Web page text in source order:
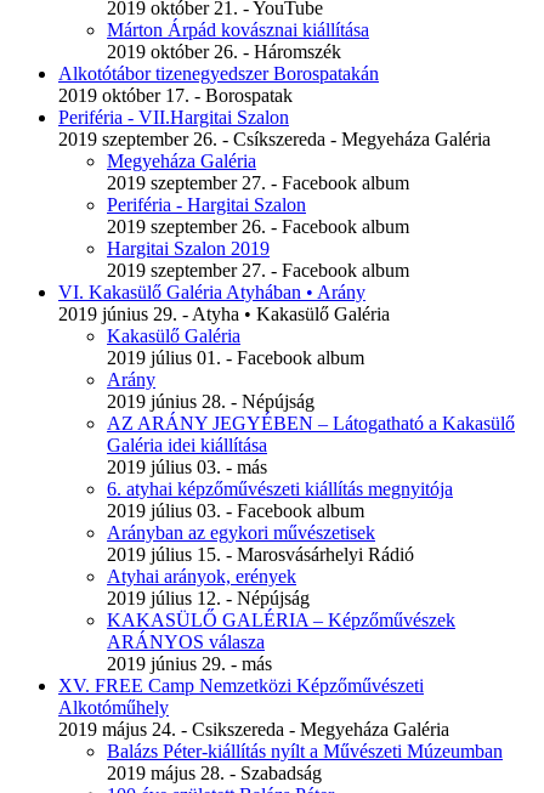
2019 október 21. - YouTube
Márton Árpád kovásznai kiállítása
2019 október 26. - Háromszék
Alkotótábor tizenegyedszer Borospatakán
2019 október 17. - Borospatak
Periféria - VII.Hargitai Szalon
2019 szeptember 26. - Csíkszereda - Megyeháza Galéria
Megyeháza Galéria
2019 szeptember 27. - Facebook album
Periféria - Hargitai Szalon
2019 szeptember 26. - Facebook album
Hargitai Szalon 2019
2019 szeptember 27. - Facebook album
VI. Kakasülő Galéria Atyhában • Arány
2019 június 29. - Atyha • Kakasülő Galéria
Kakasülő Galéria
2019 július 01. - Facebook album
Arány
2019 június 28. - Népújság
AZ ARÁNY JEGYÉBEN – Látogatható a Kakasülő
Galéria idei kiállítása
2019 július 03. - más
6. atyhai képzőművészeti kiállítás megnyitója
2019 július 03. - Facebook album
Arányban az egykori művészetisek
2019 július 15. - Marosvásárhelyi Rádió
Atyhai arányok, erények
2019 július 12. - Népújság
KAKASÜLŐ GALÉRIA – Képzőművészek
ARÁNYOS válasza
2019 június 29. - más
XV. FREE Camp Nemzetközi Képzőművészeti
Alkotóműhely
2019 május 24. - Csikszereda - Megyeháza Galéria
Balázs Péter-kiállítás nyílt a Művészeti Múzeumban
2019 május 28. - Szabadság